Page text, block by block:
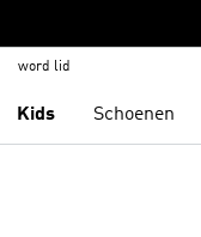
word lid
Kids Schoenen